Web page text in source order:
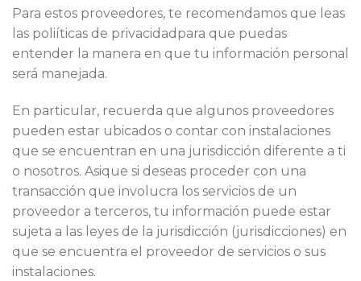
Para estos proveedores, te recomendamos que leas
las poliíticas de privacidadpara que puedas
entender la manera en que tu información personal
será manejada.
En particular, recuerda que algunos proveedores
pueden estar ubicados o contar con instalaciones
que se encuentran en una jurisdicción diferente a ti
o nosotros. Asique si deseas proceder con una
transacción que involucra los servicios de un
proveedor a terceros, tu información puede estar
sujeta a las leyes de la jurisdicción (jurisdicciones) en
que se encuentra el proveedor de servicios o sus
instalaciones.